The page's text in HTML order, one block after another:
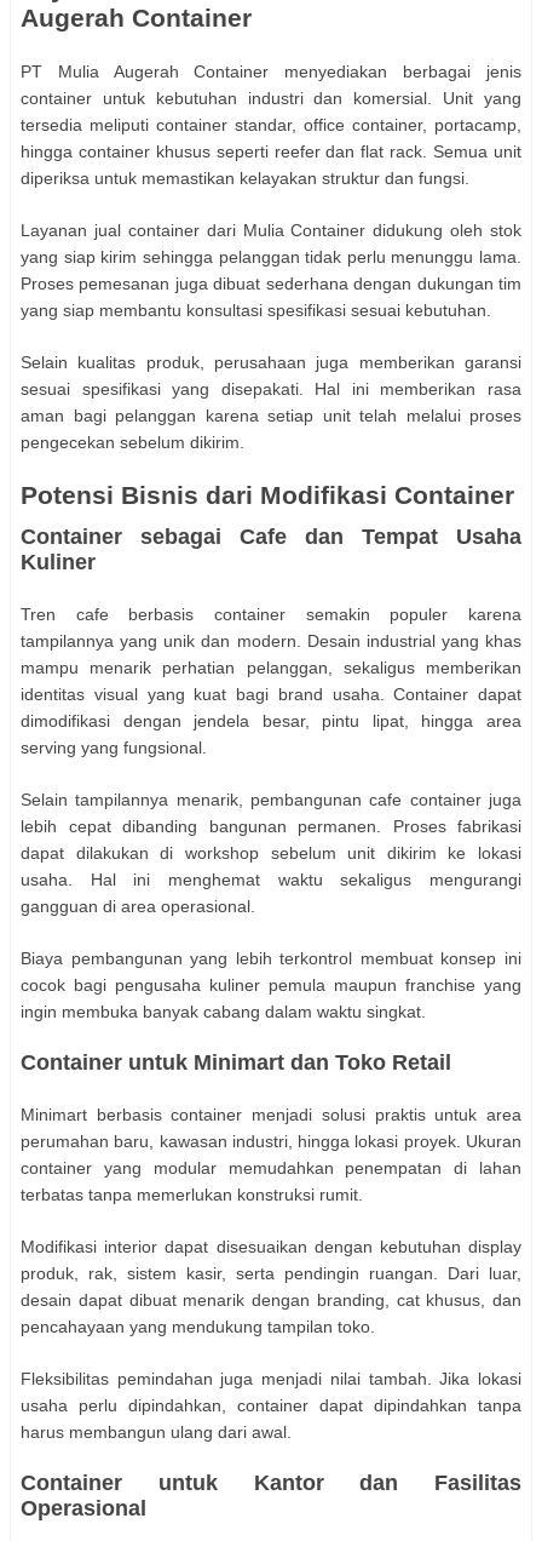
Augerah Container
PT Mulia Augerah Container menyediakan berbagai jenis
container untuk kebutuhan industri dan komersial. Unit yang
tersedia meliputi container standar, office container, portacamp,
hingga container khusus seperti reefer dan flat rack. Semua unit
diperiksa untuk memastikan kelayakan struktur dan fungsi.
Layanan jual container dari Mulia Container didukung oleh stok
yang siap kirim sehingga pelanggan tidak perlu menunggu lama.
Proses pemesanan juga dibuat sederhana dengan dukungan tim
yang siap membantu konsultasi spesifikasi sesuai kebutuhan.
Selain kualitas produk, perusahaan juga memberikan garansi
sesuai spesifikasi yang disepakati. Hal ini memberikan rasa
aman bagi pelanggan karena setiap unit telah melalui proses
pengecekan sebelum dikirim.
Potensi Bisnis dari Modifikasi Container
Container sebagai Cafe dan Tempat Usaha
Kuliner
Tren cafe berbasis container semakin populer karena
tampilannya yang unik dan modern. Desain industrial yang khas
mampu menarik perhatian pelanggan, sekaligus memberikan
identitas visual yang kuat bagi brand usaha. Container dapat
dimodifikasi dengan jendela besar, pintu lipat, hingga area
serving yang fungsional.
Selain tampilannya menarik, pembangunan cafe container juga
lebih cepat dibanding bangunan permanen. Proses fabrikasi
dapat dilakukan di workshop sebelum unit dikirim ke lokasi
usaha. Hal ini menghemat waktu sekaligus mengurangi
gangguan di area operasional.
Biaya pembangunan yang lebih terkontrol membuat konsep ini
cocok bagi pengusaha kuliner pemula maupun franchise yang
ingin membuka banyak cabang dalam waktu singkat.
Container untuk Minimart dan Toko Retail
Minimart berbasis container menjadi solusi praktis untuk area
perumahan baru, kawasan industri, hingga lokasi proyek. Ukuran
container yang modular memudahkan penempatan di lahan
terbatas tanpa memerlukan konstruksi rumit.
Modifikasi interior dapat disesuaikan dengan kebutuhan display
produk, rak, sistem kasir, serta pendingin ruangan. Dari luar,
desain dapat dibuat menarik dengan branding, cat khusus, dan
pencahayaan yang mendukung tampilan toko.
Fleksibilitas pemindahan juga menjadi nilai tambah. Jika lokasi
usaha perlu dipindahkan, container dapat dipindahkan tanpa
harus membangun ulang dari awal.
Container untuk Kantor dan Fasilitas
Operasional